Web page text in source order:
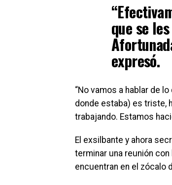
que se
expresó.
“No vamos a hablar de
donde estaba) es triste,
trabajando. Estamos
El exsilbante y ahora
terminar una reunión
encuentran en el zócalo